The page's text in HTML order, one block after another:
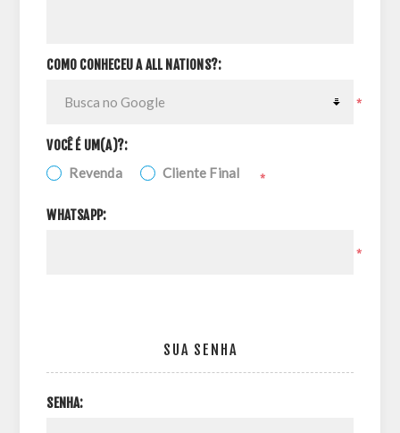
COMO CONHECEU A ALL NATIONS?:
*
VOCÊ É UM(A)?:
Revenda Cliente Final *
WHATSAPP:
*
SUA SENHA
SENHA: